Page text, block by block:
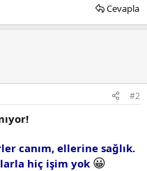
Cevapla
#2
canım, ellerine sağlık.
hiç işim yok 😀